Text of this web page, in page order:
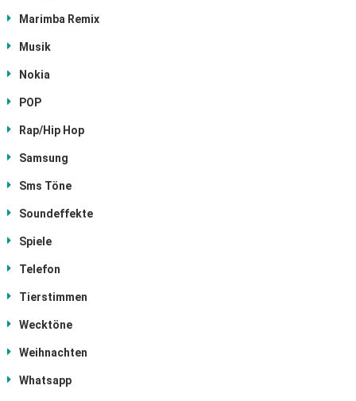
Marimba Remix
Musik
Nokia
POP
Rap/Hip Hop
Samsung
Sms Töne
Soundeffekte
Spiele
Telefon
Tierstimmen
Wecktöne
Weihnachten
Whatsapp